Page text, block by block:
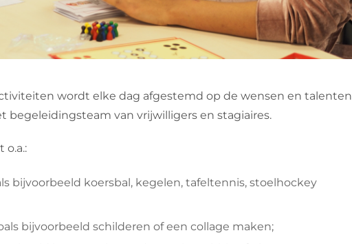
wordt elke dag afgestemd op de wensen en talenten
begeleidingsteam van vrijwilligers en stagiaires.
o.a.:
bijvoorbeeld koersbal, kegelen, tafeltennis, stoelhockey
bijvoorbeeld schilderen of een collage maken;